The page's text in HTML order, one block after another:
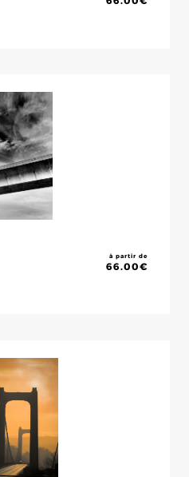
à partir de
66.00€